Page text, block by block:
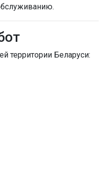
территории Беларуси: